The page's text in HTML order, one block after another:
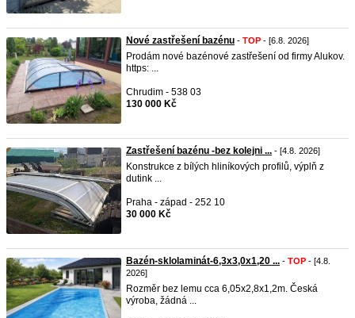
Nové zastřešení bazénu - TOP - [6.8. 2026]
Prodám nové bazénové zastřešení od firmy Alukov.
https: ...
Chrudim - 538 03
130 000 Kč
Zastřešení bazénu -bez kolejni ... - [4.8. 2026]
Konstrukce z bílých hliníkových profilů, výplň z
dutink ...
Praha - západ - 252 10
30 000 Kč
Bazén-sklolaminát-6,3x3,0x1,20 ... - TOP - [4.8.
2026]
Rozměr bez lemu cca 6,05x2,8x1,2m. Česká
výroba, žádná ...